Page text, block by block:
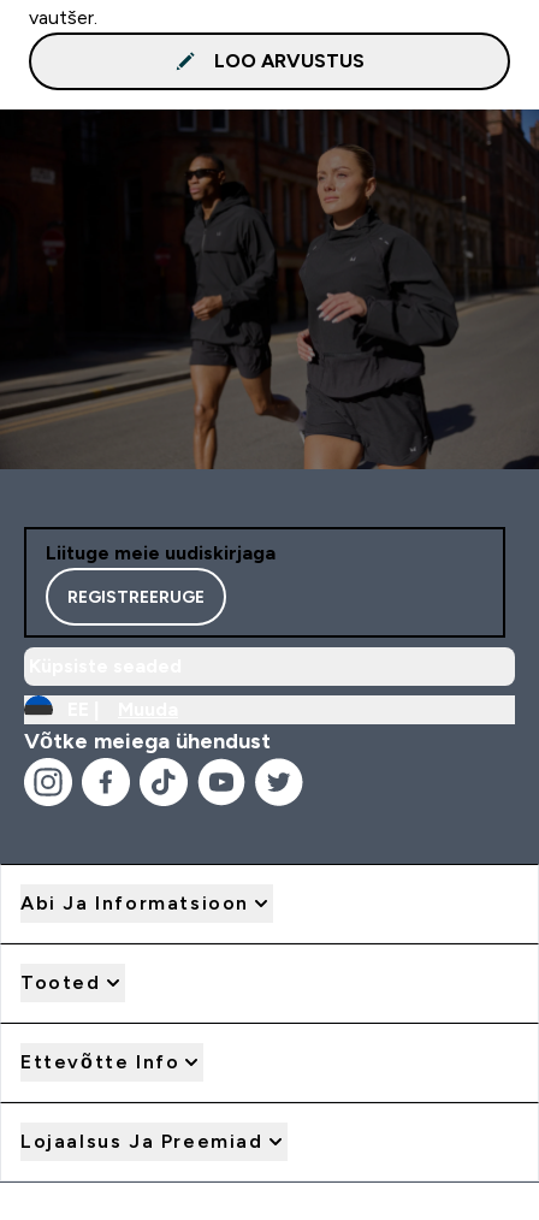
vautšer.
LOO ARVUSTUS
Liituge meie uudiskirjaga
REGISTREERUGE
Võtke meiega ühendust
Abi Ja Informatsioon
Tooted
Ettevõtte Info
Lojaalsus Ja Preemiad